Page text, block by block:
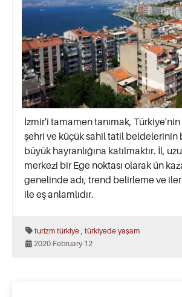
İzmir'i tamamen tanımak,
şehri ve küçük sahil tatil beldelerinin
büyük hayranlığına katılmaktır. İl,
merkezi bir Ege noktası olarak ün
genelinde adı, trend belirleme ve
ile eş anlamlıdır.
turizm türkiye , türkiyede yaşam
2020-February-12